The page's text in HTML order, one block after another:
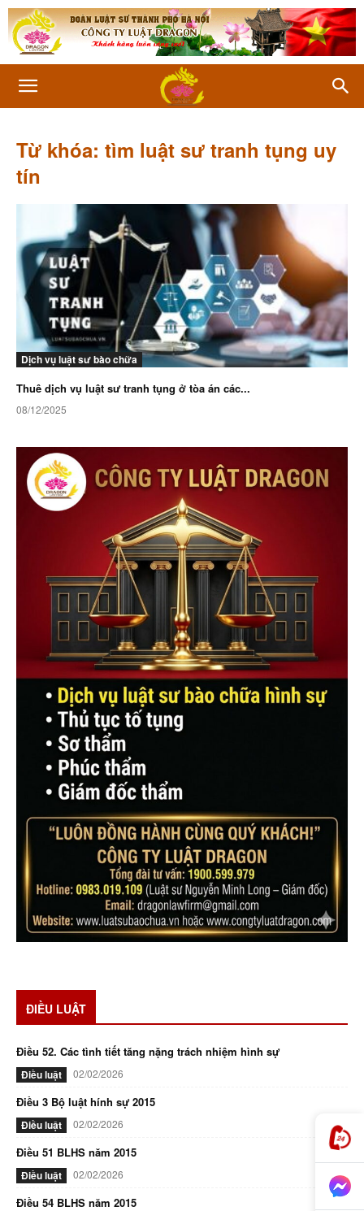
Từ khóa: tìm luật sư tranh tụng uy
tín
Dịch vụ luật sư bào chữa
Thuê dịch vụ luật sư tranh tụng ở tòa án các...
08/12/2025
ĐIỀU LUẬT
Điều 52. Các tình tiết tăng nặng trách nhiệm hình sự
Điều luật 02/02/2026
Điều 3 Bộ luật hính sự 2015
Điều luật 02/02/2026
Điều 51 BLHS năm 2015
Điều luật 02/02/2026
Điều 54 BLHS năm 2015